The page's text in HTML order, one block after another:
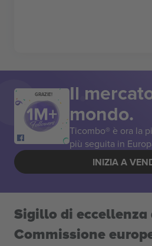
GRAZIE! Il
mondo.
Ticombo® è ora la
più seguita in
INIZIA A
Sigillo di eccellenza
Commissione